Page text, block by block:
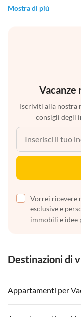
Mostra di più
Vacanze
Iscriviti alla nostra
consigli degli
Vorrei ricevere
esclusive e
immobili e idee
Destinazioni di
Appartamenti per